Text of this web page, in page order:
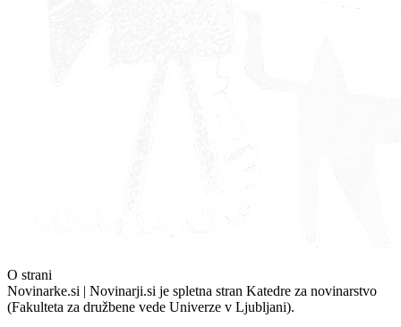
O strani
Novinarke.si | Novinarji.si je spletna stran Katedre za novinarstvo
(Fakulteta za družbene vede Univerze v Ljubljani).